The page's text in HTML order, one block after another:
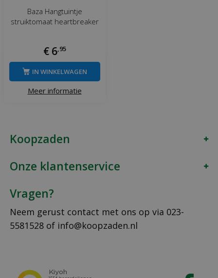
Baza Hangtuintje
struiktomaat heartbreaker
€ 6 95
Meer informatie
IN WINKELWAGEN
Koopzaden
Onze klantenservice
Vragen?
Neem gerust contact met ons op via 023-
5581528 of info@koopzaden.nl